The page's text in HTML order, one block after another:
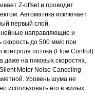
Z-offset и проводит
Автоматика исключает
первый слой.
направляющие и
до 500 мм/с при
контроля потока (Flow Control)
даже на пиковых скоростях.
Motor Noise Canceling
Уровень шума не
использовать его в жилых